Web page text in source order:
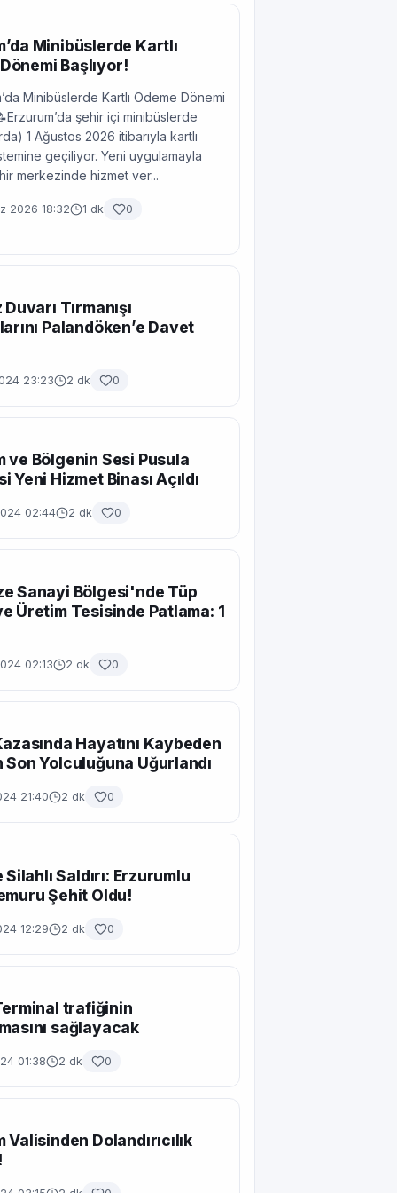
Minibüslerde Kartlı
Başlıyor!
Minibüslerde Kartlı Ödeme Dönemi
şehir içi minibüslerde
1 Ağustos 2026 itibarıyla kartlı
geçiliyor. Yeni uygulamayla
merkezinde hizmet ver...
2026 18:32 1 dk 0
Tırmanışı
Palandöken’e Davet
23:23 2 dk 0
ve Bölgenin Sesi Pusula
Yeni Hizmet Binası Açıldı
02:44 2 dk 0
Sanayi Bölgesi'nde Tüp
Üretim Tesisinde Patlama: 1
02:13 2 dk 0
Hayatını Kaybeden
Son Yolculuğuna Uğurlandı
21:40 2 dk 0
Silahlı Saldırı: Erzurumlu
Şehit Oldu!
12:29 2 dk 0
trafiğinin
sağlayacak
01:38 2 dk 0
Valisinden Dolandırıcılık